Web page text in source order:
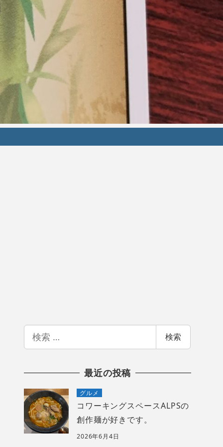
索
検索
最近の投稿
グルメ
コワーキングスペースALPSの
創作麺が好きです。
2026年6月4日